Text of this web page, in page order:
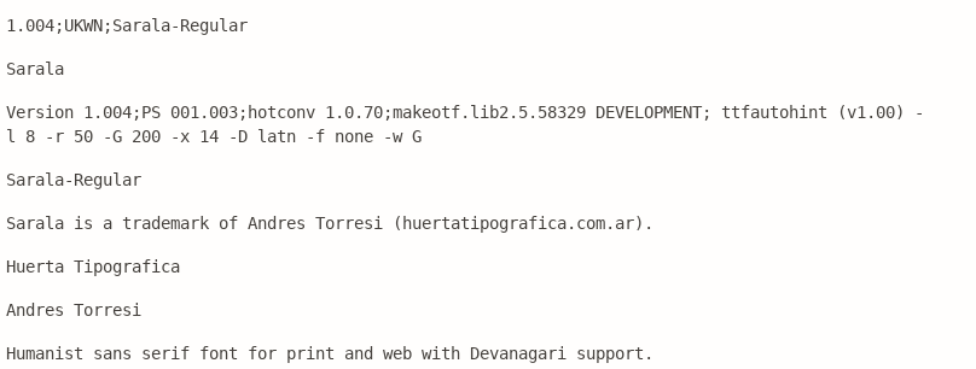
1.004;UKWN;Sarala-Regular
Sarala
Version 1.004;PS 001.003;hotconv 1.0.70;makeotf.lib2.5.58329 DEVELOPMENT; ttfautohint (v1.00) -
l 8 -r 50 -G 200 -x 14 -D latn -f none -w G
Sarala-Regular
Sarala is a trademark of Andres Torresi (huertatipografica.com.ar).
Huerta Tipografica
Andres Torresi
Humanist sans serif font for print and web with Devanagari support.